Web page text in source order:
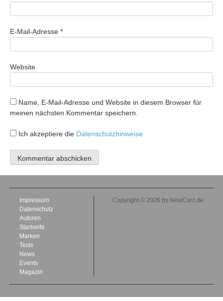
E-Mail-Adresse *
Website
Name, E-Mail-Adresse und Website in diesem Browser für
meinen nächsten Kommentar speichern.
Ich akzeptiere die Datenschutzhinweise
Impressum
Datenschutz
Autoren
Startseite
Marken
Tests
News
Events
Magazin
Copyright © 2026 by NewCarz.de